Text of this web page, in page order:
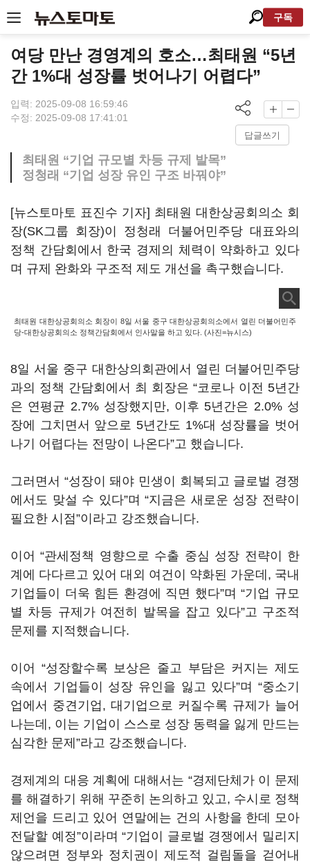
구독
여당 만난 경영계의 호소…최태원 “5년
간 1%대 성장률 벗어나기 어렵다”
입력: 2025-09-08 16:59:46
수정: 2025-09-08 17:41:01
답글쓰기
최태원 “기업 규모별 차등 규제 발목”
정청래 “기업 성장 유인 구조 바꿔야”
[뉴스토마토 표진수 기자] 최태원 대한상공회의소 회
장(SK그룹 회장)이 정청래 더불어민주당 대표와의
정책 간담회에서 한국 경제의 체력이 약화하고 있다
며 규제 완화와 구조적 제도 개선을 촉구했습니다.
최태원 대한상공회의소 회장이 8일 서울 중구 대한상공회의소에서 열린 더불어민주
당-대한상공회의소 정책간담회에서 인사말을 하고 있다. (사진=뉴시스)
8일 서울 중구 대한상의회관에서 열린 더불어민주당
과의 정책 간담회에서 최 회장은 “코로나 이전 5년간
은 연평균 2.7% 성장했지만, 이후 5년간은 2.0% 성
장에 그치면서 앞으로 5년간도 1%대 성장률을 벗어
나기 어렵다는 전망이 나온다”고 했습니다.
그러면서 “성장이 돼야 민생이 회복되고 글로벌 경쟁
에서도 맞설 수 있다”며 “지금은 새로운 성장 전략이
필요한 시점”이라고 강조했습니다.
이어 “관세정책 영향으로 수출 중심 성장 전략이 한
계에 다다르고 있어 대외 여건이 약화된 가운데, 국내
기업들이 더욱 힘든 환경에 직면 했다”며 “기업 규모
별 차등 규제가 여전히 발목을 잡고 있다”고 구조적
문제를 지적했습니다.
이어 “성장할수록 보상은 줄고 부담은 커지는 제도
속에서 기업들이 성장 유인을 잃고 있다”며 “중소기
업에서 중견기업, 대기업으로 커질수록 규제가 늘어
나는데, 이는 기업이 스스로 성장 동력을 잃게 만드는
심각한 문제”라고 강조했습니다.
경제계의 대응 계획에 대해서는 “경제단체가 이 문제
를 해결하기 위해 꾸준히 논의하고 있고, 수시로 정책
제언을 드리고 있어 연말에는 건의 사항을 한데 모아
전달할 예정”이라며 “기업이 글로벌 경쟁에서 밀리지
않으려면 정부와 정치권이 제도적 걸림돌을 걷어내